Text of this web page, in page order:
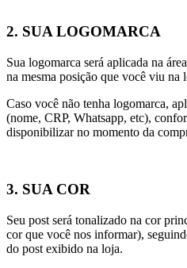
2. SUA LOGOMARCA
Sua logomarca será aplicada na
na mesma posição que você viu na
Caso você não tenha logomarca,
(nome, CRP, Whatsapp, etc),
disponibilizar no momento da
3. SUA COR
Seu post será tonalizado na cor
cor que você nos informar),
do post exibido na loja.